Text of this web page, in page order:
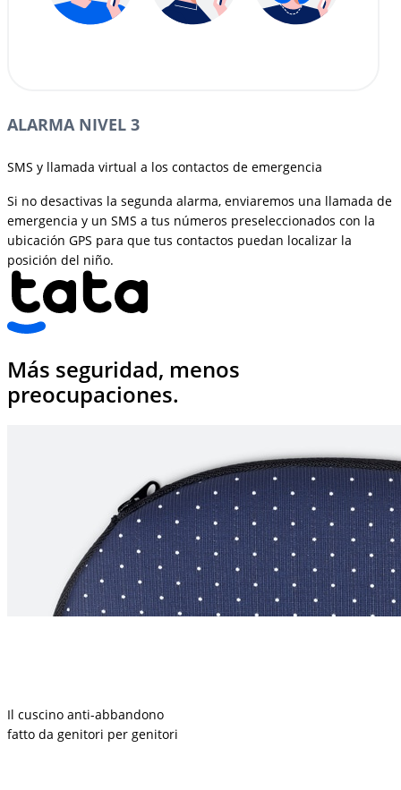
ALARMA NIVEL 3
SMS y llamada virtual a los contactos de emergencia
Si no desactivas la segunda alarma, enviaremos una llamada de
emergencia y un SMS a tus números preseleccionados con la
ubicación GPS para que tus contactos puedan localizar la
posición del niño.
Más seguridad, menos
preocupaciones.
Il cuscino anti-abbandono
fatto da genitori per genitori